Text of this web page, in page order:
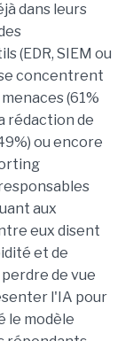
dans leurs
(EDR, SIEM ou
se concentrent
(61%
rédaction de
ou encore
aux
eux disent
et de
de vue
l'IA pour
le modèle